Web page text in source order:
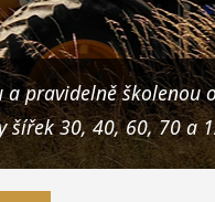
pravidelně školenou
šířek 30, 40, 60, 70 a